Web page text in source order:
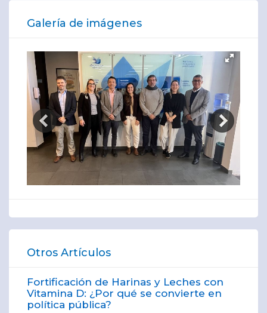
Galería de imágenes
Otros Artículos
Fortificación de Harinas y Leches con
Vitamina D: ¿Por qué se convierte en
política pública?